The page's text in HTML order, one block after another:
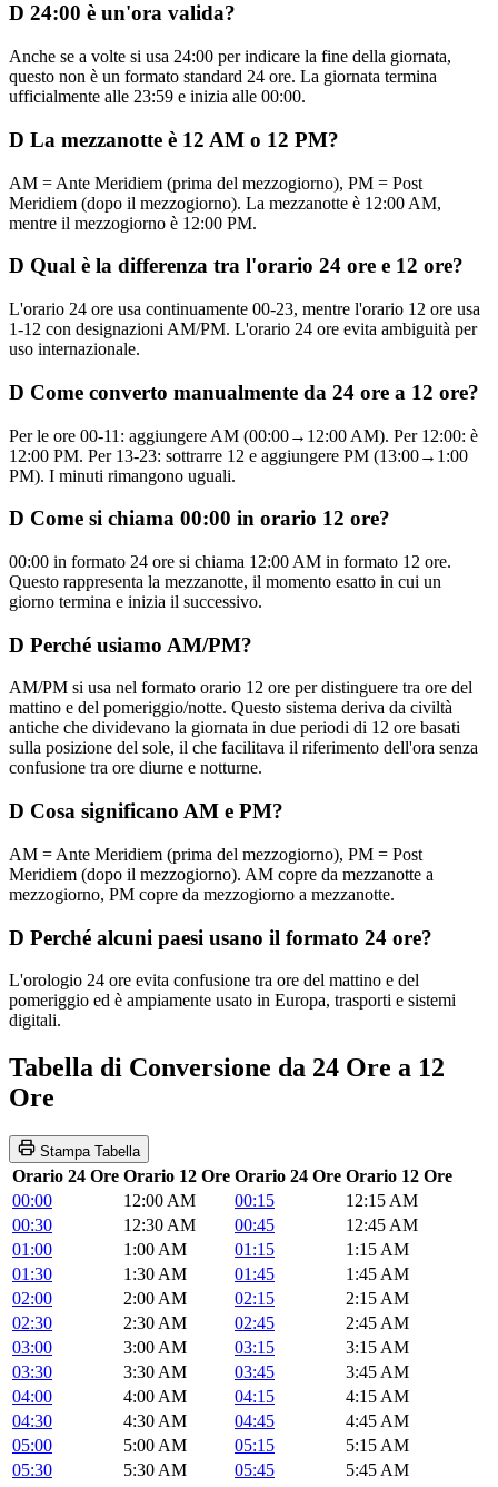
D 24:00 è un'ora valida?
Anche se a volte si usa 24:00 per indicare la fine della giornata,
questo non è un formato standard 24 ore. La giornata termina
ufficialmente alle 23:59 e inizia alle 00:00.
D La mezzanotte è 12 AM o 12 PM?
AM = Ante Meridiem (prima del mezzogiorno), PM = Post
Meridiem (dopo il mezzogiorno). La mezzanotte è 12:00 AM,
mentre il mezzogiorno è 12:00 PM.
D Qual è la differenza tra l'orario 24 ore e 12 ore?
L'orario 24 ore usa continuamente 00-23, mentre l'orario 12 ore usa
1-12 con designazioni AM/PM. L'orario 24 ore evita ambiguità per
uso internazionale.
D Come converto manualmente da 24 ore a 12 ore?
Per le ore 00-11: aggiungere AM (00:00→12:00 AM). Per 12:00: è
12:00 PM. Per 13-23: sottrarre 12 e aggiungere PM (13:00→1:00
PM). I minuti rimangono uguali.
D Come si chiama 00:00 in orario 12 ore?
00:00 in formato 24 ore si chiama 12:00 AM in formato 12 ore.
Questo rappresenta la mezzanotte, il momento esatto in cui un
giorno termina e inizia il successivo.
D Perché usiamo AM/PM?
AM/PM si usa nel formato orario 12 ore per distinguere tra ore del
mattino e del pomeriggio/notte. Questo sistema deriva da civiltà
antiche che dividevano la giornata in due periodi di 12 ore basati
sulla posizione del sole, il che facilitava il riferimento dell'ora senza
confusione tra ore diurne e notturne.
D Cosa significano AM e PM?
AM = Ante Meridiem (prima del mezzogiorno), PM = Post
Meridiem (dopo il mezzogiorno). AM copre da mezzanotte a
mezzogiorno, PM copre da mezzogiorno a mezzanotte.
D Perché alcuni paesi usano il formato 24 ore?
L'orologio 24 ore evita confusione tra ore del mattino e del
pomeriggio ed è ampiamente usato in Europa, trasporti e sistemi
digitali.
Tabella di Conversione da 24 Ore a 12
Ore
Stampa Tabella
Orario 24 Ore Orario 12 Ore Orario 24 Ore Orario 12 Ore
00:00
12:00 AM 00:15
12:15 AM
00:30
12:30 AM 00:45
12:45 AM
01:00
1:00 AM 01:15
1:15 AM
01:30
1:30 AM 01:45
1:45 AM
02:00
2:00 AM 02:15
2:15 AM
02:30
2:30 AM 02:45
2:45 AM
03:00
3:00 AM 03:15
3:15 AM
03:30
3:30 AM 03:45
3:45 AM
04:00
4:00 AM 04:15
4:15 AM
04:30
4:30 AM 04:45
4:45 AM
05:00
5:00 AM 05:15
5:15 AM
05:30
5:30 AM 05:45
5:45 AM